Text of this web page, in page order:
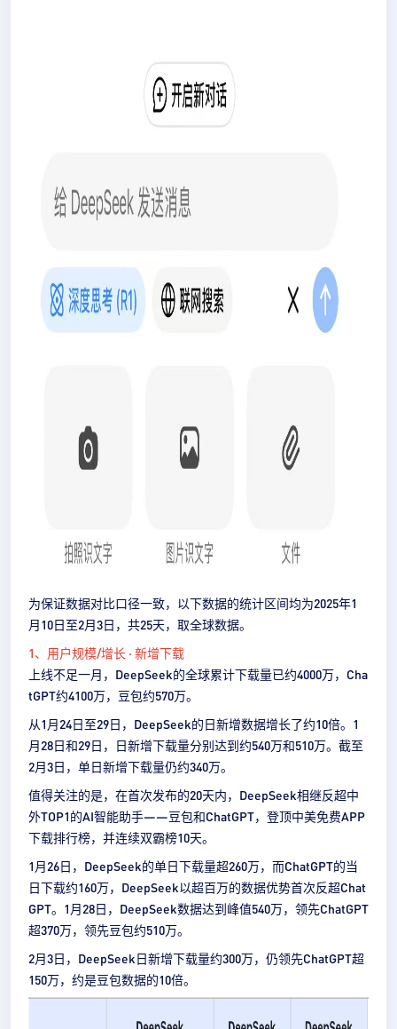
为保证数据对比口径一致，以下数据的统计区间均为2025年1
月10日至2月3日，共25天，取全球数据。
1、用户规模/增长 · 新增下载
上线不足一月，DeepSeek的全球累计下载量已约4000万，Cha
tGPT约4100万，豆包约570万。
从1月24日至29日，DeepSeek的日新增数据增长了约10倍。1
月28日和29日，日新增下载量分别达到约540万和510万。截至
2月3日，单日新增下载量仍约340万。
值得关注的是，在首次发布的20天内，DeepSeek相继反超中
外TOP1的AI智能助手——豆包和ChatGPT，登顶中美免费APP
下载排行榜，并连续双霸榜10天。
1月26日，DeepSeek的单日下载量超260万，而ChatGPT的当
日下载约160万，DeepSeek以超百万的数据优势首次反超Chat
GPT。1月28日，DeepSeek数据达到峰值540万，领先ChatGPT
超370万，领先豆包约510万。
2月3日，DeepSeek日新增下载量约300万，仍领先ChatGPT超
150万，约是豆包数据的10倍。